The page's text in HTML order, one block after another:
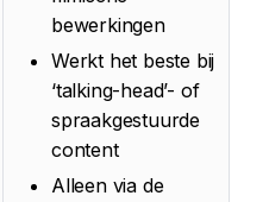
bewerkingen
Werkt het beste bij
‘talking-head’- of
spraakgestuurde
content
Alleen via de